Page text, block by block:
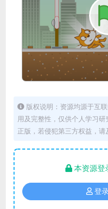
版权说明：资源均源于互
用及完整性，仅供个人学习
正版，若侵犯第三方权益，请
本资源登
登